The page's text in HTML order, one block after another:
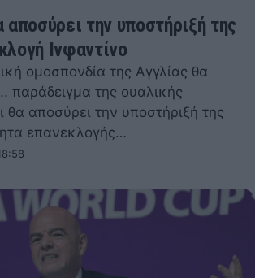
αποσύρει την υποστήριξή της
Ινφαντίνο
ομοσπονδία της Αγγλίας θα
παράδειγμα της ουαλικής
θα αποσύρει την υποστήριξή της
επανεκλογής…